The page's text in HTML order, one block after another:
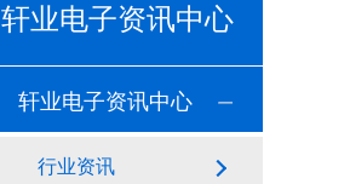
轩业电子资讯中心
轩业电子资讯中心
行业资讯